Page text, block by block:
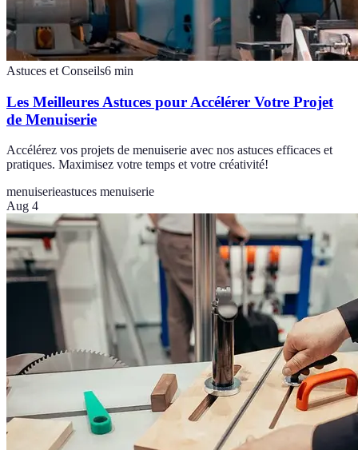
Astuces et Conseils6 min
Les Meilleures Astuces pour Accélérer Votre Projet
de Menuiserie
Accélérez vos projets de menuiserie avec nos astuces efficaces et
pratiques. Maximisez votre temps et votre créativité!
menuiserieastuces menuiserie
Aug 4